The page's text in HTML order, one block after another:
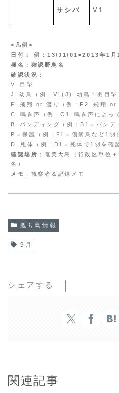
サシバ V1
<凡例>
日付： 例：13/01/01=2013年1月
種名：確認野鳥名
確認状況
：
V=目撃
J=幼鳥（例：V1(J)=幼鳥１羽目撃
F=飛翔 or 渡り（例：F2=飛翔 or
C=鳴き声（例：C1=鳴き声によっ
B=バンディング（例：B1＝バンデ
P＝保護（例：P1＝傷病鳥など1羽
D=死体（例：D1＝死体で1羽を確
確認場所 ：奄美大島（行政区単位
名）
メモ ：観察者＆記録メモ
渡り鳥情報
9月
シェアする
関連記事